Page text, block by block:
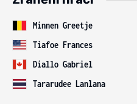
Minnen Greetje
Tiafoe Frances
Diallo Gabriel
Tararudee Lanlana